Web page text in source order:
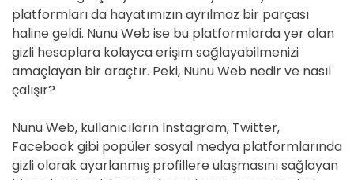
platformları da hayatımızın ayrılmaz bir parçası
haline geldi. Nunu Web ise bu platformlarda yer alan
gizli hesaplara kolayca erişim sağlayabilmenizi
amaçlayan bir araçtır. Peki, Nunu Web nedir ve nasıl
çalışır?
Nunu Web, kullanıcıların Instagram, Twitter,
Facebook gibi popüler sosyal medya platformlarında
gizli olarak ayarlanmış profillere ulaşmasını sağlayan